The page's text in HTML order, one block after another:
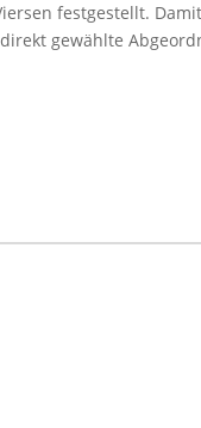
festgestellt.
gewählte